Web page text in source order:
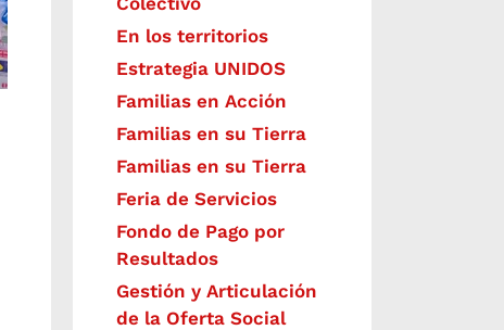
En los territorios
Estrategia UNIDOS
Familias en Acción
Familias en su Tierra
Familias en su Tierra
Feria de Servicios
Fondo de Pago por
Resultados
Gestión y Articulación
de la Oferta Social